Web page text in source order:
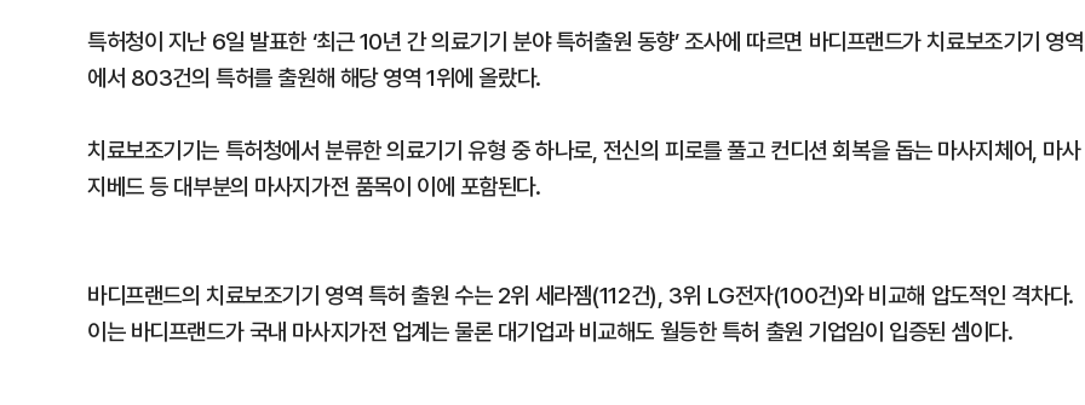
특허청이 지난 6일 발표한 ‘최근 10년 간 의료기기 분야 특허출원 동향’ 조사에 따르면 바디프랜드가 치료보조기기 영역
에서 803건의 특허를 출원해 해당 영역 1위에 올랐다.
치료보조기기는 특허청에서 분류한 의료기기 유형 중 하나로, 전신의 피로를 풀고 컨디션 회복을 돕는 마사지체어, 마사
지베드 등 대부분의 마사지가전 품목이 이에 포함된다.
바디프랜드의 치료보조기기 영역 특허 출원 수는 2위 세라젬(112건), 3위 LG전자(100건)와 비교해 압도적인 격차다.
이는 바디프랜드가 국내 마사지가전 업계는 물론 대기업과 비교해도 월등한 특허 출원 기업임이 입증된 셈이다.